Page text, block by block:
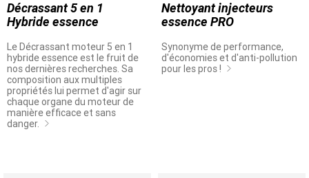
Décrassant 5 en 1
Hybride essence
Le Décrassant moteur 5 en 1
hybride essence est le fruit de
nos dernières recherches. Sa
composition aux multiples
propriétés lui permet d'agir sur
chaque organe du moteur de
manière efficace et sans
danger.
Nettoyant injecteurs
essence PRO
Synonyme de performance,
d'économies et d'anti-pollution
pour les pros !